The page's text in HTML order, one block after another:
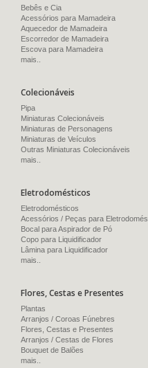
Bebês e Cia
Acessórios para Mamadeira
Aquecedor de Mamadeira
Escorredor de Mamadeira
Escova para Mamadeira
mais..
Colecionáveis
Pipa
Miniaturas Colecionáveis
Miniaturas de Personagens
Miniaturas de Veículos
Outras Miniaturas Colecionáveis
mais..
Eletrodomésticos
Eletrodomésticos
Acessórios / Peças para
Bocal para Aspirador de Pó
Copo para Liquidificador
Lâmina para Liquidificador
mais..
Flores, Cestas e Presentes
Plantas
Arranjos / Coroas Fúnebres
Flores, Cestas e Presentes
Arranjos / Cestas de Flores
Bouquet de Balões
mais..